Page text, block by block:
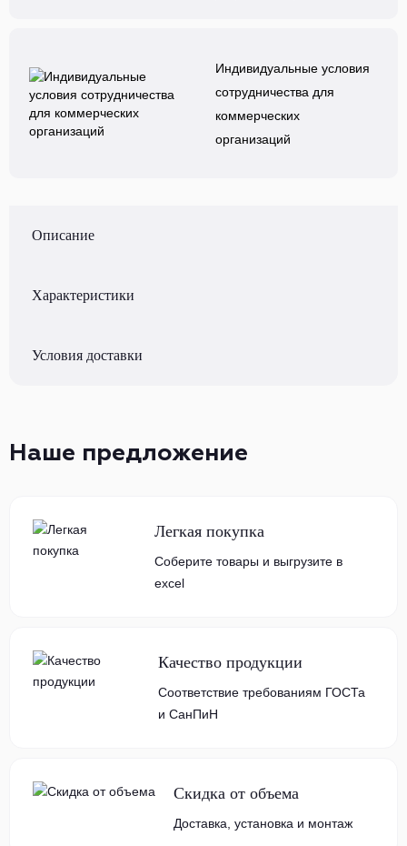
Индивидуальные условия
сотрудничества для
коммерческих
организаций
Описание
Характеристики
Условия доставки
Наше предложение
Легкая покупка
Соберите товары и выгрузите в
excel
Качество продукции
Соответствие требованиям ГОСТа
и СанПиН
Скидка от объема
Доставка, установка и монтаж